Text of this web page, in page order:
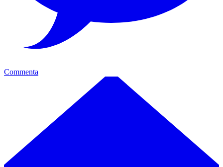
Commenta